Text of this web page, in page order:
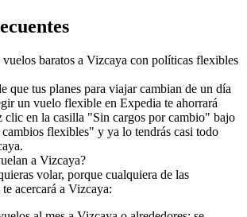
vuelos baratos a Vizcaya con políticas flexibles
que tus planes para viajar cambian de un día
un vuelo flexible en Expedia te ahorrará
clic en la casilla "Sin cargos por cambio" bajo
flexibles" y ya lo tendrás casi todo
a Vizcaya?
volar, porque cualquiera de las
acercará a Vizcaya: